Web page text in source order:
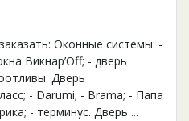
Оконные системы: -
Викнар’Off; - дверь
Дверь
- Darumi; - Brama; - Папа
- терминус. Дверь ...